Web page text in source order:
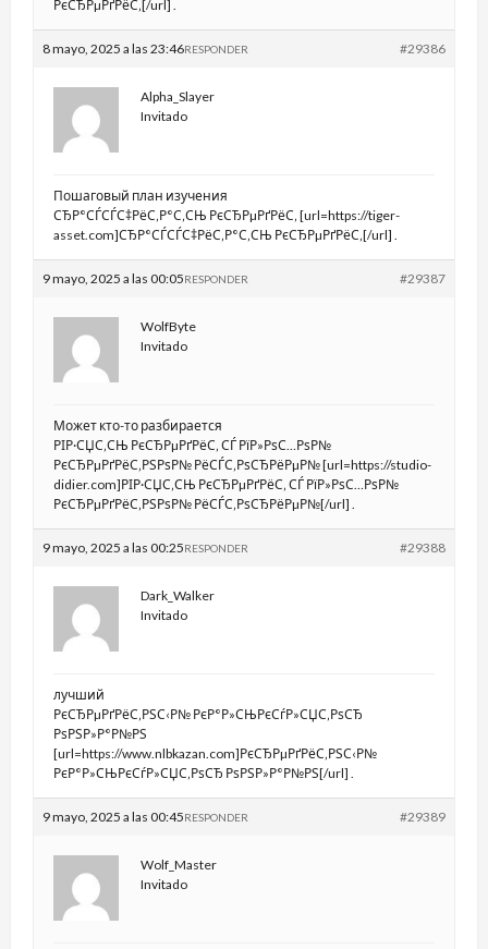
РєСЂРµРґРёС‚[/url] .
8 mayo, 2025 a las 23:46 #29386
RESPONDER
Alpha_Slayer
Invitado
Пошаговый план изучения
СЂР°СЃСЃС‡РёС‚Р°С‚СЊ РєСЂРµРґРёС‚ [url=https://tiger-
asset.com]СЂР°СЃСЃС‡РёС‚Р°С‚СЊ РєСЂРµРґРёС‚[/url] .
9 mayo, 2025 a las 00:05 #29387
RESPONDER
WolfByte
Invitado
Может кто-то разбирается
РІР·СЏС‚СЊ РєСЂРµРґРёС‚ СЃ РїР»РѕС…РѕР№
РєСЂРµРґРёС‚РЅРѕР№ РёСЃС‚РѕСЂРёРµР№ [url=https://studio-
didier.com]РІР·СЏС‚СЊ РєСЂРµРґРёС‚ СЃ РїР»РѕС…РѕР№
РєСЂРµРґРёС‚РЅРѕР№ РёСЃС‚РѕСЂРёРµР№[/url] .
9 mayo, 2025 a las 00:25 #29388
RESPONDER
Dark_Walker
Invitado
лучший
РєСЂРµРґРёС‚РЅС‹Р№ РєР°Р»СЊРєСѓР»СЏС‚РѕСЂ
РѕРЅР»Р°Р№РЅ
[url=https://www.nlbkazan.com]РєСЂРµРґРёС‚РЅС‹Р№
РєР°Р»СЊРєСѓР»СЏС‚РѕСЂ РѕРЅР»Р°Р№РЅ[/url] .
9 mayo, 2025 a las 00:45 #29389
RESPONDER
Wolf_Master
Invitado